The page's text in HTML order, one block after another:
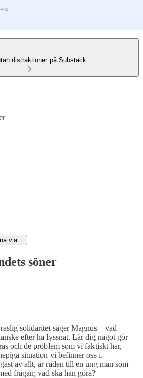
distraktioner på Substack
via...
söner
solidaritet säger Magnus – vad
efter ha lyssnat. Lär dig något gör
och de problem som vi faktiskt har,
situation vi befinner oss i.
av allt, är råden till en ung man som
frågan; vad ska han göra?